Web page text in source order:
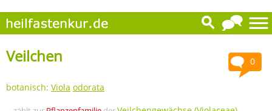
0
Veilchen
botanisch: Viola odorata